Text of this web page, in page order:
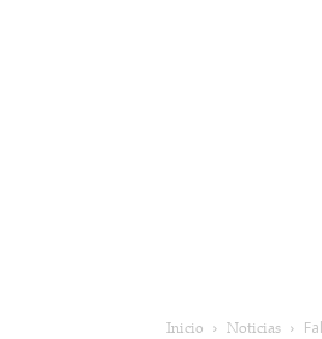
Inicio Noticias